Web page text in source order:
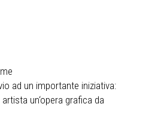
ad un importante iniziativa:
un‘opera grafica da